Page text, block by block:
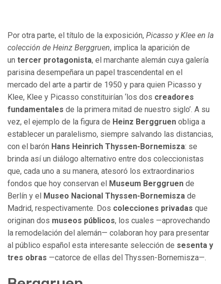
Por otra parte, el título de la exposición, Picasso y Klee en la
colección de Heinz Berggruen, implica la aparición de
un tercer protagonista, el marchante alemán cuya galería
parisina desempeñara un papel trascendental en el
mercado del arte a partir de 1950 y para quien Picasso y
Klee, Klee y Picasso constituirían ‘los dos creadores
fundamentales de la primera mitad de nuestro siglo’. A su
vez, el ejemplo de la figura de Heinz Berggruen obliga a
establecer un paralelismo, siempre salvando las distancias,
con el barón Hans Heinrich Thyssen-Bornemisza: se
brinda así un diálogo alternativo entre dos coleccionistas
que, cada uno a su manera, atesoró los extraordinarios
fondos que hoy conservan el
Museum Berggruen de
Berlín y el
Museo Nacional Thyssen-Bornemisza de
Madrid, respectivamente. Dos colecciones privadas que
originan dos museos públicos, los cuales —aprovechando
la remodelación del alemán— colaboran hoy para presentar
al público español esta interesante selección de sesenta y
tres obras —catorce de ellas del Thyssen-Bornemisza—.